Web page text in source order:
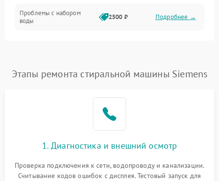
Проблемы с набором
воды
2500 ₽ Подробнее →
2200 ₽ Подробнее →
Этапы ремонта стиральной машины Siemens
1. Диагностика и внешний осмотр
Проверка подключения к сети, водопроводу и канализации.
Считывание кодов ошибок с дисплея. Тестовый запуск для